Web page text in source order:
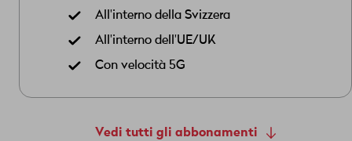
All'interno della Svizzera
All'interno dell'UE/UK
Con velocità 5G
Vedi tutti gli abbonamenti